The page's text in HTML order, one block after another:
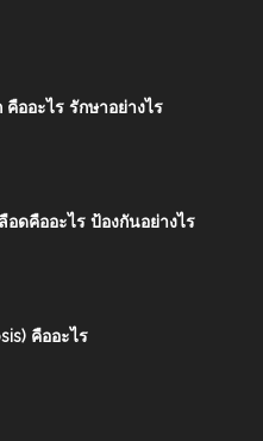
คืออะไร รักษาอย่างไร
อดคืออะไร ป้องกันอย่างไร
คืออะไร